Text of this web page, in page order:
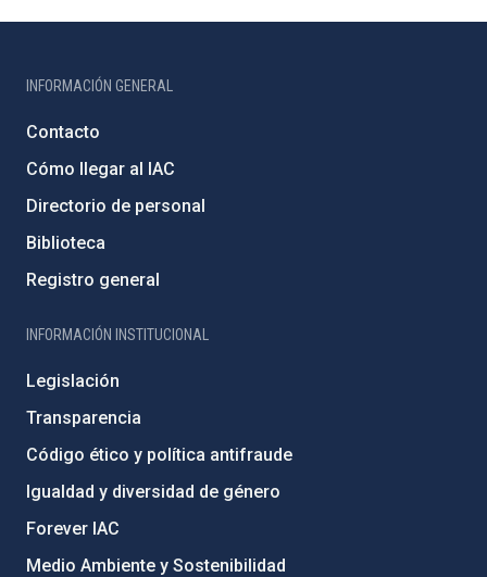
INFORMACIÓN GENERAL
Contacto
Cómo llegar al IAC
Directorio de personal
Biblioteca
Registro general
INFORMACIÓN INSTITUCIONAL
Legislación
Transparencia
Código ético y política antifraude
Igualdad y diversidad de género
Forever IAC
Medio Ambiente y Sostenibilidad